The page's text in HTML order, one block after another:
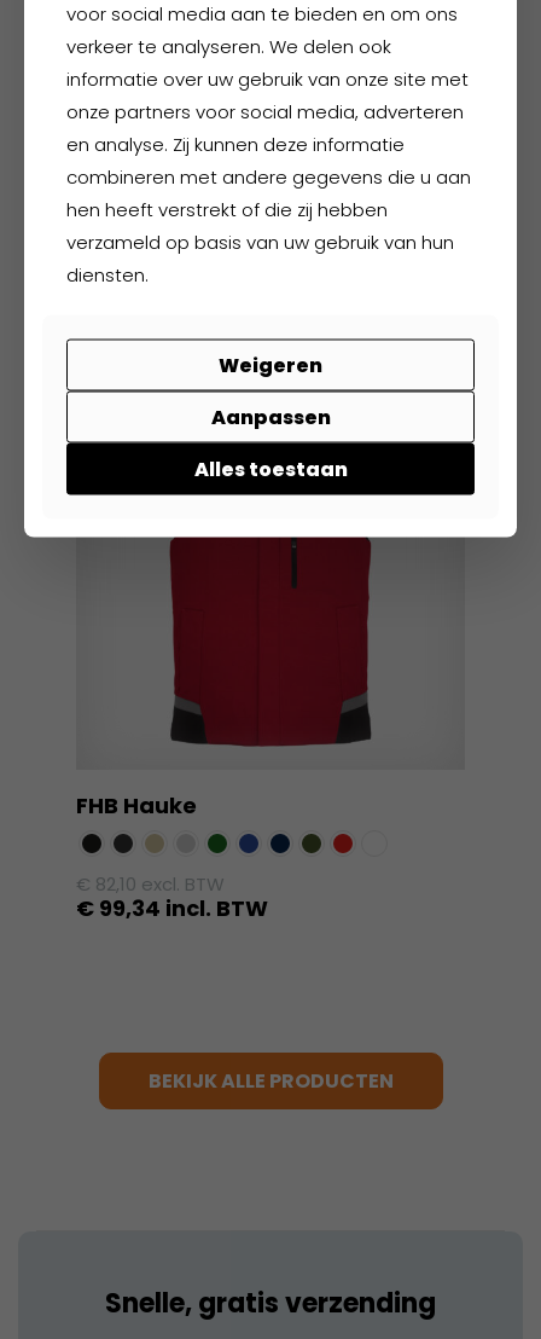
gekozen
worden
op
de
productpagina
Hydrowear Borneo
€70,12incl. BTW
product
optie
productpagina
FHB Hauke
€ 82,10 excl. BTW
€ 99,34 incl. BTW
variaties.
productpagina
BEKIJK ALLE PRODUCTEN
Snelle, gratis verzending
voor social media aan te bieden en om ons
verkeer te analyseren. We delen ook
informatie over uw gebruik van onze site met
onze partners voor social media, adverteren
en analyse. Zij kunnen deze informatie
combineren met andere gegevens die u aan
hen heeft verstrekt of die zij hebben
verzameld op basis van uw gebruik van hun
diensten.
Weigeren
Aanpassen
Alles toestaan